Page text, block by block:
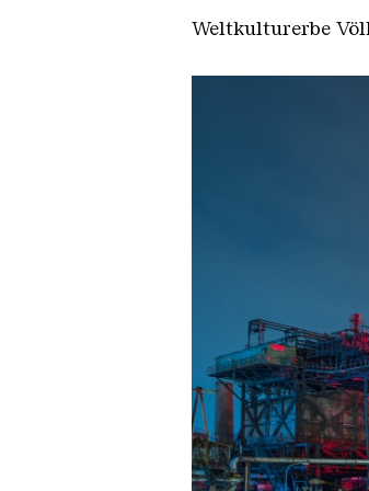
Weltkulturerbe